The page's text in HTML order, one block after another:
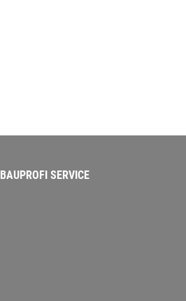
BAUPROFI SERVICE